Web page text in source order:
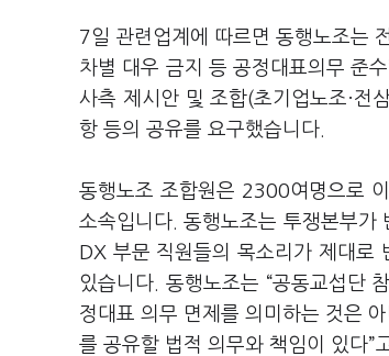
7일 관련업계에 따르면 동행노조는
차별 대우 금지 등 공정대표의무 준수
사측 제시안 및 조합(초기업노조·전
항 등의 공유를 요구했습니다
동행노조 조합원은 2300여명으로
소속입니다 .동행노조는 투쟁본부가
DX 부문 직원들의 목소리가 제대로
있습니다
동행노조는 “공동교섭단
정대표 의무 면제를 의미하는 것은
를 공유할 법적 의무와 책임이 있다”